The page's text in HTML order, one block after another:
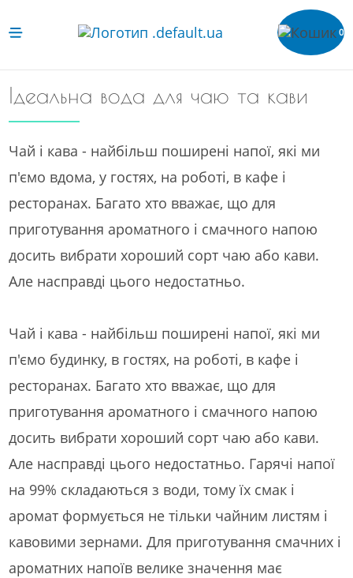
0
Ідеальна вода для чаю та кави
Чай і кава - найбільш поширені напої, які ми
п'ємо вдома, у гостях, на роботі, в кафе і
ресторанах. Багато хто вважає, що для
приготування ароматного і смачного напою
досить вибрати хороший сорт чаю або кави.
Але насправді цього недостатньо.
Чай і кава - найбільш поширені напої, які ми
п'ємо будинку, в гостях, на роботі, в кафе і
ресторанах. Багато хто вважає, що для
приготування ароматного і смачного напою
досить вибрати хороший сорт чаю або кави.
Але насправді цього недостатньо. Гарячі напої
на 99% складаються з води, тому їх смак і
аромат формується не тільки чайним листям і
кавовими зернами. Для приготування смачних і
ароматних напоїв велике значення має